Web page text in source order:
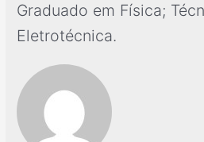
Graduado em Física;
Eletrotécnica.